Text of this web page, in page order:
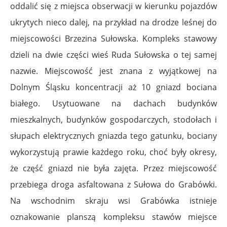
oddalić się z miejsca obserwacji w kierunku pojazdów
ukrytych nieco dalej, na przykład na drodze leśnej do
miejscowości Brzezina Sułowska. Kompleks stawowy
dzieli na dwie części wieś Ruda Sułowska o tej samej
nazwie. Miejscowość jest znana z wyjątkowej na
Dolnym Śląsku koncentracji aż 10 gniazd bociana
białego. Usytuowane na dachach budynków
mieszkalnych, budynków gospodarczych, stodołach i
słupach elektrycznych gniazda tego gatunku, bociany
wykorzystują prawie każdego roku, choć były okresy,
że część gniazd nie była zajęta. Przez miejscowość
przebiega droga asfaltowana z Sułowa do Grabówki.
Na wschodnim skraju wsi Grabówka istnieje
oznakowanie planszą kompleksu stawów miejsce